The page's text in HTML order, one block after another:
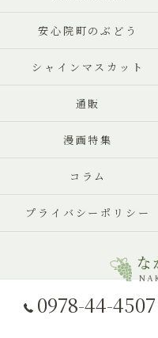
0978-44-4507
安心院町のぶどう
シャインマスカット
通販
漫画特集
コラム
プライバシーポリシー
© 2026 大分県宇佐市のぶどうな